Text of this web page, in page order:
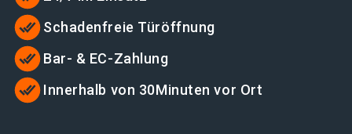
Schadenfreie Türöffnung
Bar- & EC-Zahlung
Innerhalb von 30Minuten vor Ort